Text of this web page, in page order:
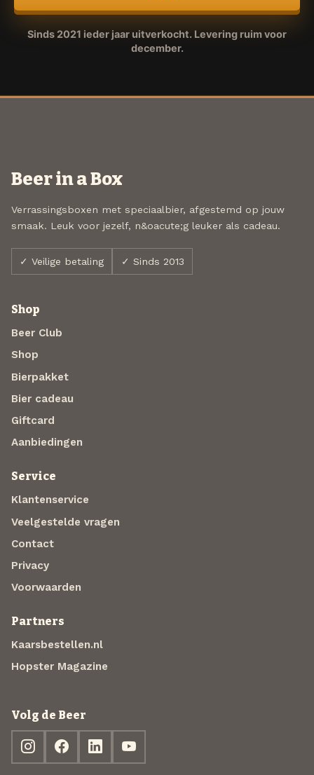
Sinds 2021 ieder jaar uitverkocht. Levering ruim voor
december.
Beer in a Box
Verrassingsboxen met speciaalbier, afgestemd op jouw
smaak. Leuk voor jezelf, n&oacute;g leuker als cadeau.
✓ Veilige betaling ✓ Sinds 2013
Shop
Beer Club
Shop
Bierpakket
Bier cadeau
Giftcard
Aanbiedingen
Service
Klantenservice
Veelgestelde vragen
Contact
Privacy
Voorwaarden
Partners
Kaarsbestellen.nl
Hopster Magazine
Volg de Beer